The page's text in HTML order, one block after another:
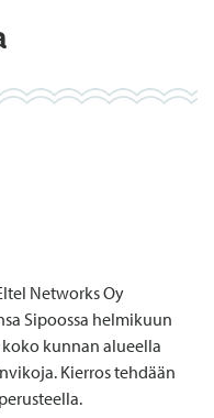
Networks Oy
Sipoossa helmikuun
kunnan alueella
Kierros tehdään